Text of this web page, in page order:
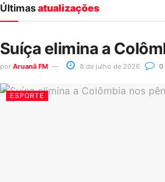
Últimasatualizações
Suíça elimina a
por Aruanã FM 8 de julho de 2026 0
ESPORTE